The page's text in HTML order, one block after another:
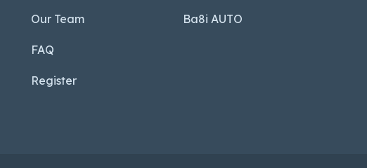
Our Team
FAQ
Register
Ba8i AUTO